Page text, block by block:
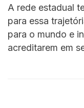
A rede estadual
para essa
para o mundo e
acreditarem em